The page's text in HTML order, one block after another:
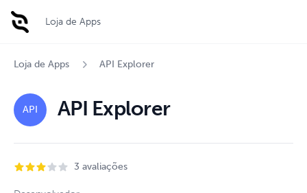
Loja de Apps
Loja de Apps API Explorer
API API Explorer
3 avaliações